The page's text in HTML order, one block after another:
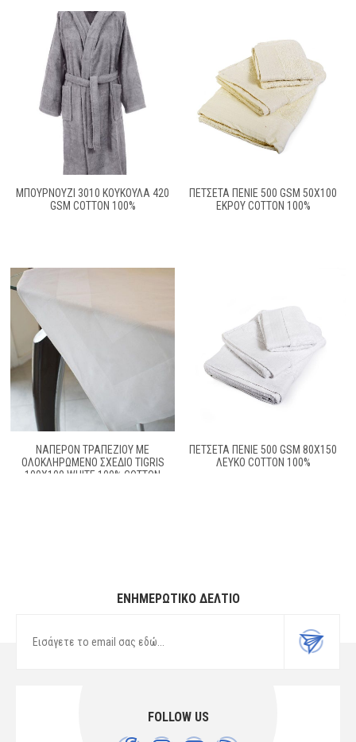
ΜΠΟΥΡΝΟΥΖΙ 3010 ΚΟΥΚΟΥΛΑ 420
GSM COTTON 100%
ΠΕΤΣΕΤΑ ΠΕΝΙΕ 500 GSM 50X100
ΕΚΡΟΥ COTTON 100%
ΝΑΠΕΡΌΝ ΤΡΑΠΕΖΊΟΥ ΜΕ
ΟΛΟΚΛΗΡΩΜΈΝΟ ΣΧΈΔΙΟ TIGRIS
100X100 WHITE 100% COTTON
ΠΕΤΣΕΤΑ ΠΕΝΙΕ 500 GSM 80X150
ΛΕΥΚΟ COTTON 100%
ΕΝΗΜΕΡΩΤΙΚΌ ΔΕΛΤΊΟ
FOLLOW US